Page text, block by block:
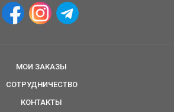
МОИ ЗАКАЗЫ
СОТРУДНИЧЕСТВО
КОНТАКТЫ